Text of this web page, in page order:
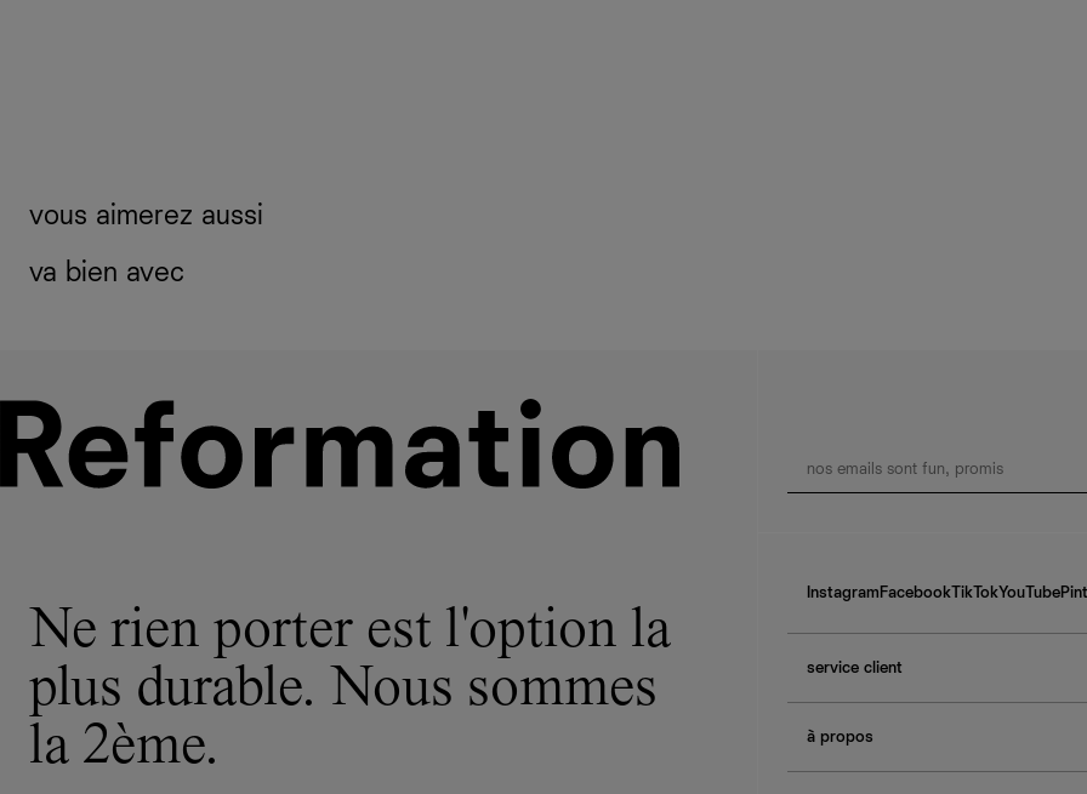
vous aimerez aussi
va bien avec
Ne rien porter est l'option la
plus durable. Nous sommes
la 2ème.
Instagram FacebookTikTokYouTube
service client
contactez-nous
guide des tailles
à propos